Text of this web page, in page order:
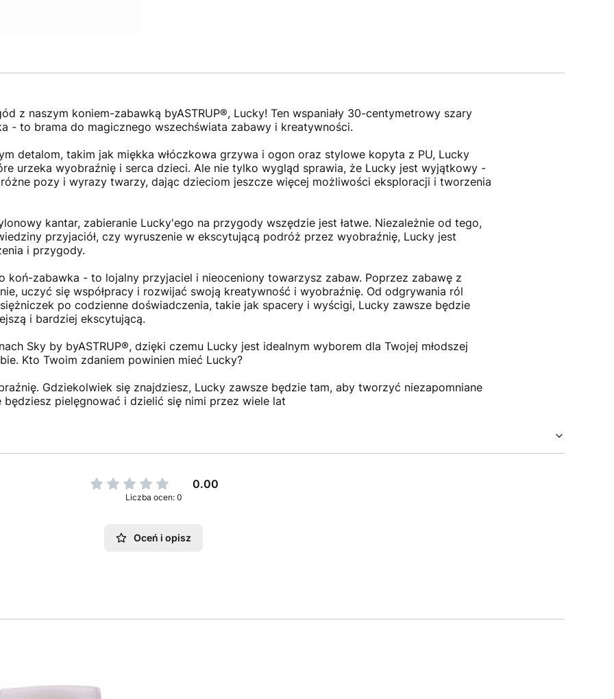
z naszym koniem-zabawką byASTRUP®, Lucky! Ten wspaniały 30-centymetrowy szary
- to brama do magicznego wszechświata zabawy i kreatywności.
detalom, takim jak miękka włóczkowa grzywa i ogon oraz stylowe kopyta z PU, Lucky
urzeka wyobraźnię i serca dzieci. Ale nie tylko wygląd sprawia, że Lucky jest wyjątkowy -
pozy i wyrazy twarzy, dając dzieciom jeszcze więcej możliwości eksploracji i tworzenia
kantar, zabieranie Lucky'ego na przygody wszędzie jest łatwe. Niezależnie od tego,
przyjaciół, czy wyruszenie w ekscytującą podróż przez wyobraźnię, Lucky jest
i przygody.
koń-zabawka - to lojalny przyjaciel i nieoceniony towarzysz zabaw. Poprzez zabawę z
uczyć się współpracy i rozwijać swoją kreatywność i wyobraźnię. Od odgrywania ról
po codzienne doświadczenia, takie jak spacery i wyścigi, Lucky zawsze będzie
i bardziej ekscytującą.
Sky by byASTRUP®, dzięki czemu Lucky jest idealnym wyborem dla Twojej młodszej
Kto Twoim zdaniem powinien mieć Lucky?
Gdziekolwiek się znajdziesz, Lucky zawsze będzie tam, aby tworzyć niezapomniane
pielęgnować i dzielić się nimi przez wiele lat
0.00
Liczba ocen: 0
Oceń i opisz